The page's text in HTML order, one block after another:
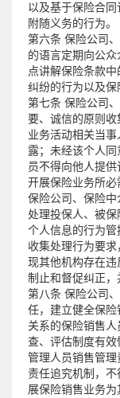
以及基于保险合
附随义务的行为。
第六条 保险公司
的语言定期向公
点讲解保险条款
纠纷的行为以及保
第七条 保险公司
要、诚信的原则
业务活动相关当
露；未经该个人
员不得向他人提
开展保险业务所必
保险公司、保险
处理投保人、被
个人信息的行为
收集处理行为要
现其他机构存在
制止和督促纠正，
第八条 保险公司
任，建立健全保
关系的保险销售
查、评估制度有
管理人员销售管
责任追究机制，
展保险销售业务为